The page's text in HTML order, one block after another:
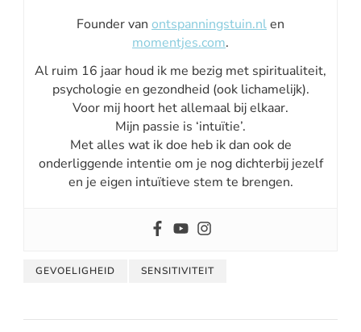
Founder van ontspanningstuin.nlen
momentjes.com.
Al ruim 16 jaar houd ik me bezig met spiritualiteit,
psychologie en gezondheid (ook lichamelijk).
Voor mij hoort het allemaal bij elkaar.
Mijn passie is ‘intuïtie’.
Met alles wat ik doe heb ik dan ook de
onderliggende intentie om je nog dichterbij jezelf
en je eigen intuïtieve stem te brengen.
GEVOELIGHEID SENSITIVITEIT